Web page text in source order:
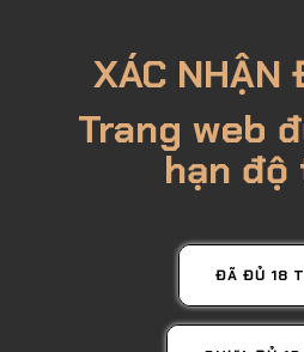
XÁC NHẬN
Trang web
hạn độ
ĐÃ ĐỦ 18